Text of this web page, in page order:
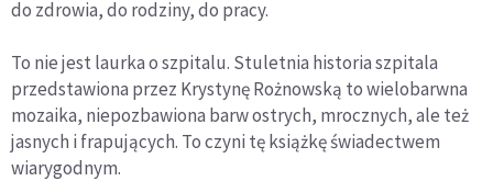
do zdrowia, do rodziny, do pracy.
To nie jest laurka o szpitalu. Stuletnia historia szpitala
przedstawiona przez Krystynę Rożnowską to wielobarwna
mozaika, niepozbawiona barw ostrych, mrocznych, ale też
jasnych i frapujących. To czyni tę książkę świadectwem
wiarygodnym.